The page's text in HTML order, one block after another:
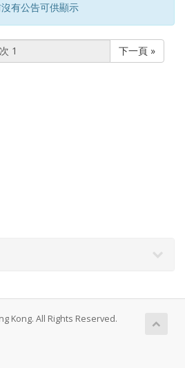
沒有公告可供顯示
下一頁 »
Kong. All Rights Reserved.